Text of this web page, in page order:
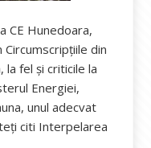
CE Hunedoara,
din
la fel și criticile la
Energiei,
unul adecvat
citi Interpelarea